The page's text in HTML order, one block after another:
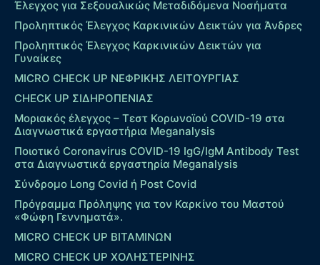
Έλεγχος για Σεξουαλικώς Μεταδιδόμενα Νοσήματα
Προληπτικός Έλεγχος Καρκινικών Δεικτών για Άνδρες
Προληπτικός Έλεγχος Καρκινικών Δεικτών για
Γυναίκες
MICRO CHECK UP ΝΕΦΡΙΚΗΣ ΛΕΙΤΟΥΡΓΙΑΣ
CHECK UP ΣΙΔΗΡΟΠΕΝΙΑΣ
Μοριακός έλεγχος – Τεστ Κορωνοϊού COVID-19 στα
Διαγνωστικά εργαστήρια Meganalysis
Ποιοτικό Coronavirus COVID-19 IgG/IgM Antibody Test
στα Διαγνωστικά εργαστηρία Meganalysis
Σύνδρομο Long Covid ή Post Covid
Πρόγραμμα Πρόληψης για τον Καρκίνο του Μαστού
«Φώφη Γεννηματά».
MICRO CHECK UP ΒΙΤΑΜΙΝΩΝ
MICRO CHECK UP ΧΟΛΗΣΤΕΡΙΝΗΣ